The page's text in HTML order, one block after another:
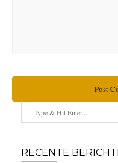
Post
RECENTE